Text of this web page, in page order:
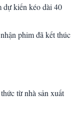
kiến kéo dài 40
phim đã kết thúc
từ nhà sản xuất